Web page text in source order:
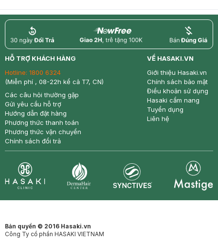
return nowfree price
HỖ TRỢ KHÁCH HÀNG
Hotline: 1800 6324
(Miễn phí , 08-22h kể cả T7, CN)
Các câu hỏi thường gặp
Gửi yêu cầu hỗ trợ
Hướng dẫn đặt hàng
Phương thức thanh toán
Phương thức vận chuyển
Chính sách đổi trả
VỀ HASAKI.VN
Giới thiệu Hasaki.vn
Chính sách bảo mật
Điều khoản sử dụng
Hasaki cẩm nang
Tuyển dụng
Liên hệ
Bản quyền © 2016 Hasaki.vn
Công Ty cổ phần HASAKI VIETNAM